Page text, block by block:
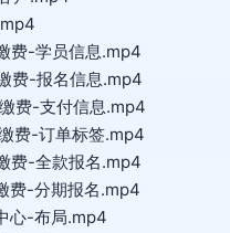
费-学员信息.mp4
费-报名信息.mp4
费-支付信息.mp4
费-订单标签.mp4
费-全款报名.mp4
费-分期报名.mp4
心-布局.mp4